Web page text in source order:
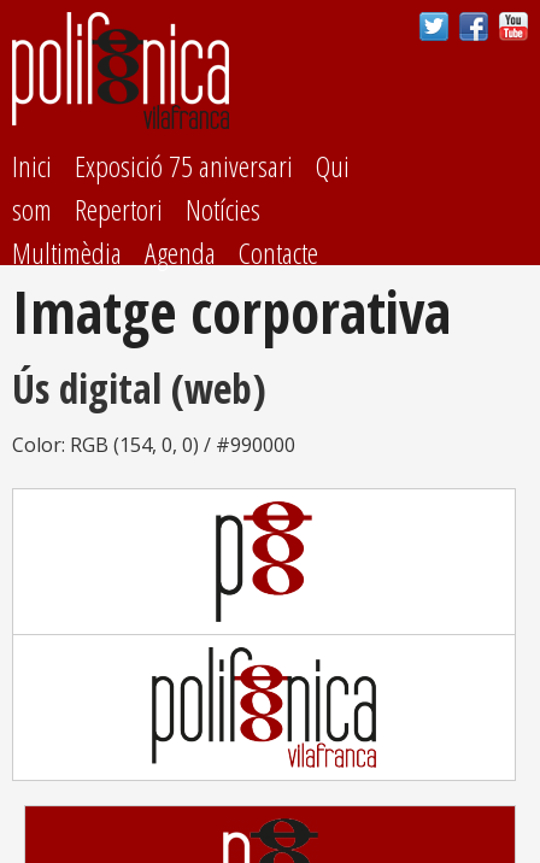
contingut
Inici Exposició 75 aniversari
Qui
som
Repertori
Notícies
Multimèdia
Agenda Contacte
Imatge corporativa
Ús digital (web)
Color: RGB (154, 0, 0) / #990000